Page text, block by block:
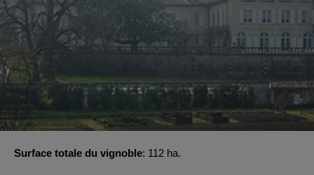
Surface totale du vignoble 112 ha.